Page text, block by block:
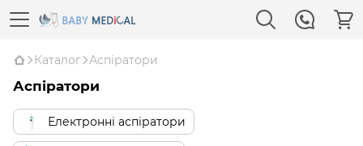
Каталог Аспіратори
Аспіратори
Електронні аспіратори